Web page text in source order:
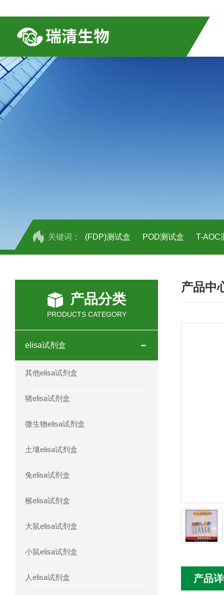
关键词： (FDP)测试盒 POD测试盒 T-AOC
人全式钴氨素2(HTSB2)elisa试剂盒现
人鞘脂(SPH)elisa试剂盒现货速发
人蓝氏贾第虫(GL)elisa试剂盒厂家直销
产品分类
PRODUCTS CATEGORY
elisa试剂盒
其他elisa试剂盒
猪elisa试剂盒
微生物elisa试剂盒
土壤elisa试剂盒
兔elisa试剂盒
猴elisa试剂盒
大鼠elisa试剂盒
小鼠elisa试剂盒
人elisa试剂盒
产品中
产品